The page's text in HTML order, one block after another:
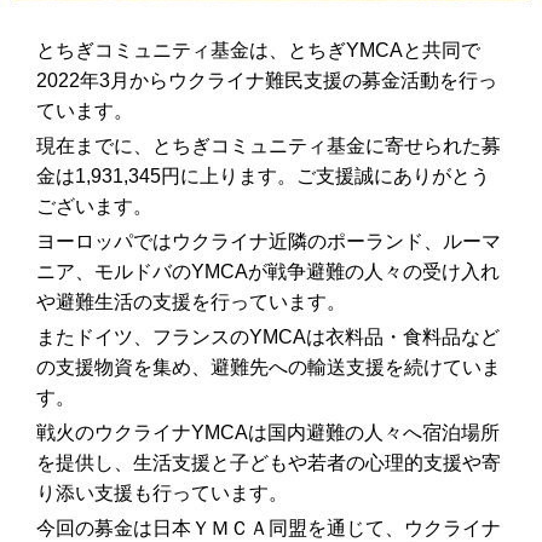
とちぎコミュニティ基金は、とちぎYMCAと共同で
2022年3月からウクライナ難民支援の募金活動を行っ
ています。
現在までに、とちぎコミュニティ基金に寄せられた募
金は1,931,345円に上ります。ご支援誠にありがとう
ございます。
ヨーロッパではウクライナ近隣のポーランド、ルーマ
ニア、モルドバのYMCAが戦争避難の人々の受け入れ
や避難生活の支援を行っています。
またドイツ、フランスのYMCAは衣料品・食料品など
の支援物資を集め、避難先への輸送支援を続けていま
す。
戦火のウクライナYMCAは国内避難の人々へ宿泊場所
を提供し、生活支援と子どもや若者の心理的支援や寄
り添い支援も行っています。
今回の募金は日本ＹＭＣＡ同盟を通じて、ウクライナ